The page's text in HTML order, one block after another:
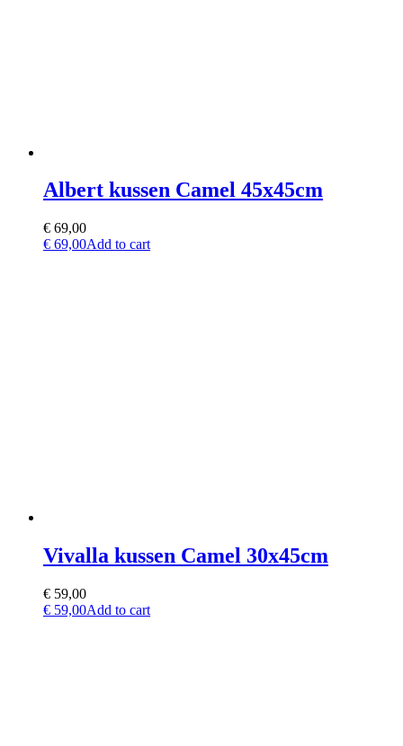
Albert kussen Camel 45x45cm
€ 69,00
€ 69,00Add to cart
Vivalla kussen Camel 30x45cm
€ 59,00
€ 59,00Add to cart